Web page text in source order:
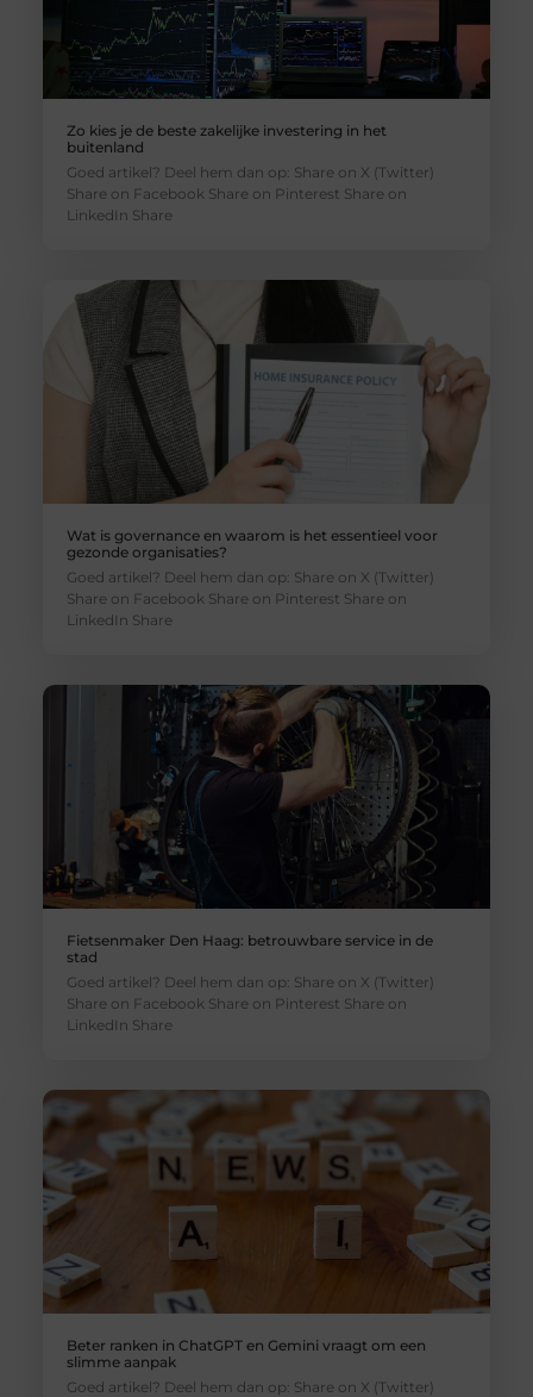
Zo kies je de beste zakelijke investering in het
buitenland
Goed artikel? Deel hem dan op: Share on X (Twitter)
Share on Facebook Share on Pinterest Share on
LinkedIn Share
Wat is governance en waarom is het essentieel voor
gezonde organisaties?
Goed artikel? Deel hem dan op: Share on X (Twitter)
Share on Facebook Share on Pinterest Share on
LinkedIn Share
Fietsenmaker Den Haag: betrouwbare service in de
stad
Goed artikel? Deel hem dan op: Share on X (Twitter)
Share on Facebook Share on Pinterest Share on
LinkedIn Share
Beter ranken in ChatGPT en Gemini vraagt om een
slimme aanpak
Goed artikel? Deel hem dan op: Share on X (Twitter)